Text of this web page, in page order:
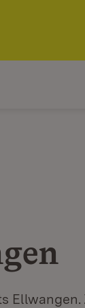
Ellwangen.